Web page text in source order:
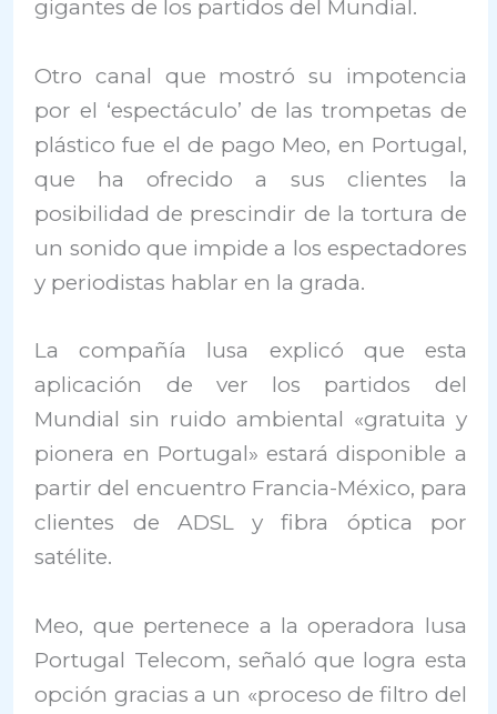
gigantes de los partidos del Mundial.
Otro canal que mostró su impotencia
por el ‘espectáculo’ de las trompetas de
plástico fue el de pago Meo, en Portugal,
que ha ofrecido a sus clientes la
posibilidad de prescindir de la tortura de
un sonido que impide a los espectadores
y periodistas hablar en la grada.
La compañía lusa explicó que esta
aplicación de ver los partidos del
Mundial sin ruido ambiental «gratuita y
pionera en Portugal» estará disponible a
partir del encuentro Francia-México, para
clientes de ADSL y fibra óptica por
satélite.
Meo, que pertenece a la operadora lusa
Portugal Telecom, señaló que logra esta
opción gracias a un «proceso de filtro del